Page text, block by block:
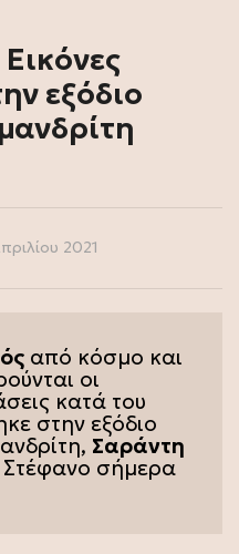
εξόδιο
2021
από κόσμο και
οι
κατά του
στην εξόδιο
Σαράντη
Στέφανο σήμερα